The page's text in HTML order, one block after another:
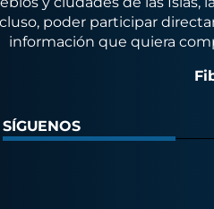
poder participar
información que quiera
SÍGUENOS